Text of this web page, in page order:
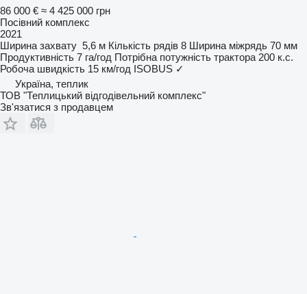
86 000 € ≈ 4 425 000 грн
Посівний комплекс
2021
Ширина захвату 5,6 м Кількість рядів 8 Ширина міжрядь 70 мм
Продуктивність 7 га/год Потрібна потужність трактора 200 к.с.
Робоча швидкість 15 км/год ISOBUS ✓
Україна, теплик
ТОВ "Теплицький відгодівельний комплекс"
Зв'язатися з продавцем